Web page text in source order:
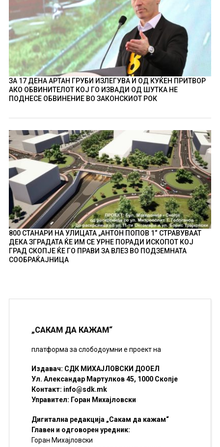
ЗА 17 ДЕНА АРТАН ГРУБИ ИЗЛЕГУВА И ОД КУЌЕН ПРИТВОР
АКО ОБВИНИТЕЛОТ КОЈ ГО ИЗВАДИ ОД ШУТКА НЕ
ПОДНЕСЕ ОБВИНЕНИЕ ВО ЗАКОНСКИОТ РОК
800 СТАНАРИ НА УЛИЦАТА „АНТОН ПОПОВ 1“ СТРАВУВААТ
ДЕКА ЗГРАДАТА ЌЕ ИМ СЕ УРНЕ ПОРАДИ ИСКОПОТ КОЈ
ГРАД СКОПЈЕ ЌЕ ГО ПРАВИ ЗА ВЛЕЗ ВО ПОДЗЕМНАТА
СООБРАЌАЈНИЦА
„САКАМ ДА КАЖАМ“
платформа за слободоумни е проект на
Издавач: СДК МИХАЈЛОВСКИ ДООЕЛ
Ул. Александар Мартулков 45, 1000 Скопје
Контакт: info@sdk.mk
Управител: Горан Михајловски
Дигитална редакција „Сакам да кажам“
Главен и одговорен уредник:
Горан Михајловски